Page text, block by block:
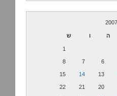
ה ו ש
1
6
7
8
13
14
15
20
21
22